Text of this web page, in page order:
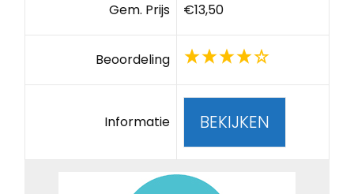
Gem. Prijs €13,50
Beoordeling
Informatie BEKIJKEN